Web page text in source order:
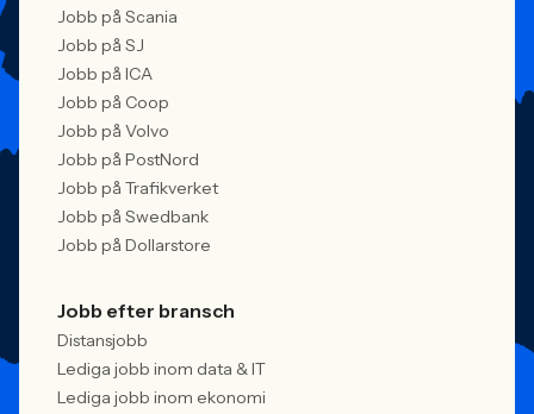
Jobb på Scania
Jobb på SJ
Jobb på ICA
Jobb på Coop
Jobb på Volvo
Jobb på PostNord
Jobb på Trafikverket
Jobb på Swedbank
Jobb på Dollarstore
Jobb efter bransch
Distansjobb
Lediga jobb inom data & IT
Lediga jobb inom ekonomi